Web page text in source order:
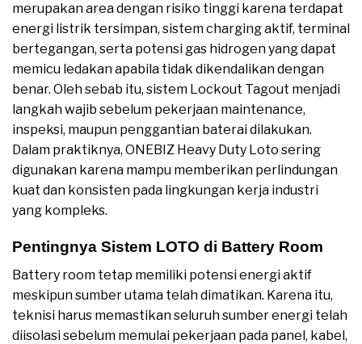
merupakan area dengan risiko tinggi karena terdapat
energi listrik tersimpan, sistem charging aktif, terminal
bertegangan, serta potensi gas hidrogen yang dapat
memicu ledakan apabila tidak dikendalikan dengan
benar. Oleh sebab itu, sistem Lockout Tagout menjadi
langkah wajib sebelum pekerjaan maintenance,
inspeksi, maupun penggantian baterai dilakukan.
Dalam praktiknya, ONEBIZ Heavy Duty Loto sering
digunakan karena mampu memberikan perlindungan
kuat dan konsisten pada lingkungan kerja industri
yang kompleks.
Pentingnya Sistem LOTO di Battery Room
Battery room tetap memiliki potensi energi aktif
meskipun sumber utama telah dimatikan. Karena itu,
teknisi harus memastikan seluruh sumber energi telah
diisolasi sebelum memulai pekerjaan pada panel, kabel,